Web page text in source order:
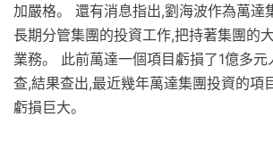
加嚴格。 還有消息指出,劉海波作為萬達
長期分管集團的投資工作,把持著集團的
業務。 此前萬達一個項目虧損了1億多
查,結果查出,最近幾年萬達集團投資的項
虧損巨大。